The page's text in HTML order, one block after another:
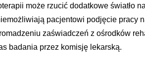
może rzucić dodatkowe światło
pacjentowi podjęcie pracy
zaświadczeń z ośrodków
badania przez komisję lekarską.